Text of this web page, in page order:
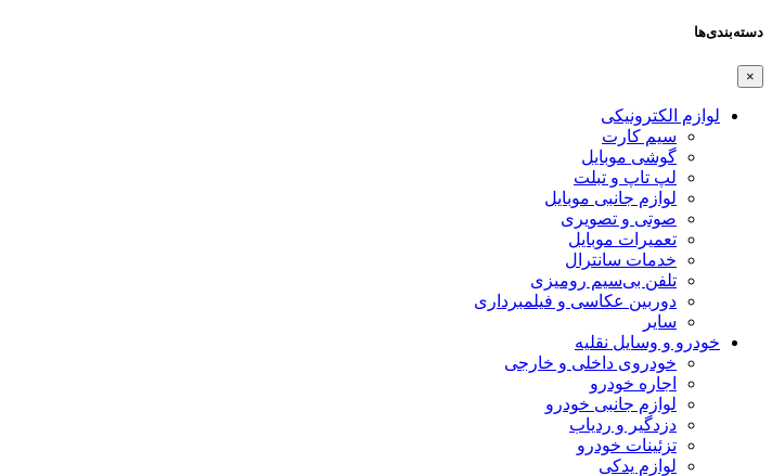
دسته‌بندی‌ها
×
لوازم الکترونیکی
سیم کارت
گوشی موبایل
لپ تاپ و تبلت
لوازم جانبی موبایل
صوتی و تصویری
تعمیرات موبایل
خدمات سانترال
تلفن بی‌سیم رومیزی
دوربین عکاسی و فیلمبرداری
سایر
خودرو و وسایل نقلیه
خودروی داخلی و خارجی
اجاره خودرو
لوازم جانبی خودرو
دزدگیر و ردیاب
تزئینات خودرو
لوازم یدکی